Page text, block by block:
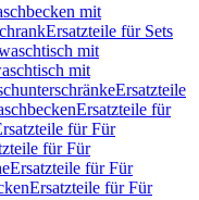
mit
Ersatzteile für Sets
mit
mit
Ersatzteile
Ersatzteile für
für Für
für Für
Ersatzteile für Für
Ersatzteile für Für